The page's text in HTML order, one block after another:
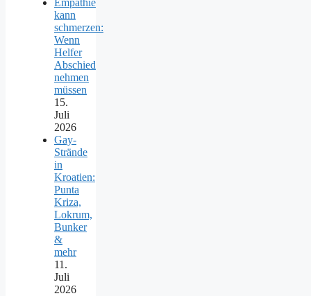
Empathie
kann
schmerzen:
Wenn
Helfer
Abschied
nehmen
müssen
15.
Juli
2026
Gay-
Strände
in
Kroatien:
Punta
Kriza,
Lokrum,
Bunker
&
mehr
11.
Juli
2026